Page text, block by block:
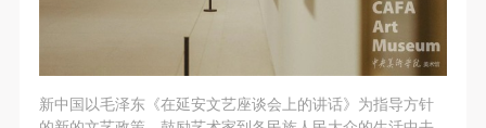
新中国以毛泽东《在延安文艺座谈会上的讲话》为指导方针